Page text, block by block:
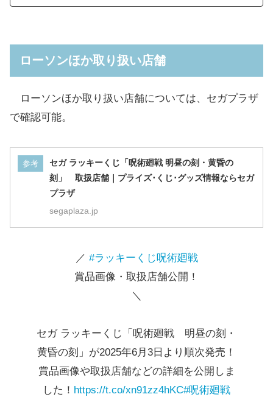
B賞
B3イラストボード 黄
全1種
D賞 アクリルスタンド
全6種
ランダ
缶バッジ
クリアファイルセッ
ラストラッキ
ー賞
アクリル色紙2枚セッ
ト
ローソンほか取り扱い店舗
ローソンほか取り扱い店舗については、セガプラザ
で確認可能。
参考
セガ ラッキーくじ「呪術廻戦 明昼の刻・黄昏の
刻」 取扱店舗｜プライズ･くじ･グッズ情報ならセガ
プラザ
segaplaza.jp
／ #ラッキーくじ呪術廻戦
賞品画像・取扱店舗公開！
＼
セガ ラッキーくじ「呪術廻戦 明昼の刻・
黄昏の刻」が2025年6月3日より順次発売！
賞品画像や取扱店舗などの詳細を公開しま
した！ https://t.co/xn91zz4hKC#呪術廻戦